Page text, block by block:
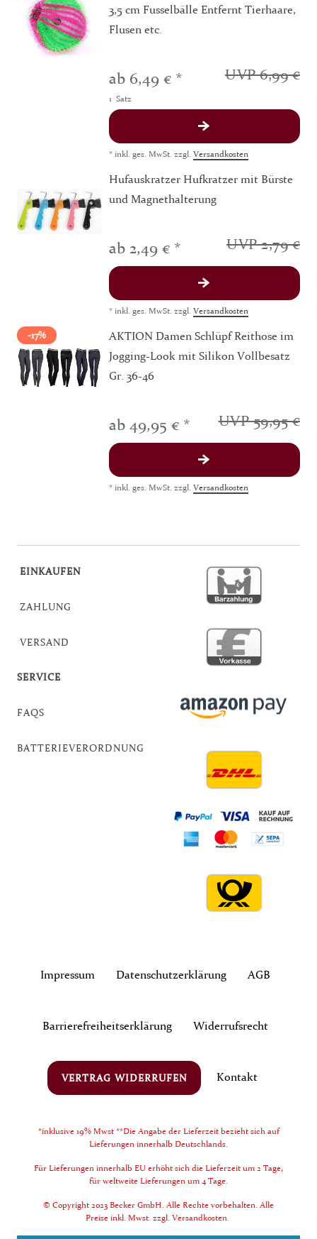
3,5 cm Fusselbälle Entfernt Tierhaare,
Flusen etc.
UVP 6,99 €
ab 6,49 € *
1 Satz
* inkl. ges. MwSt. zzgl. Versandkosten
Hufauskratzer Hufkratzer mit Bürste
und Magnethalterung
UVP 2,79 €
ab 2,49 € *
* inkl. ges. MwSt. zzgl. Versandkosten
-17%
AKTION Damen Schlüpf Reithose im
Jogging-Look mit Silikon Vollbesatz
Gr. 36-46
UVP 59,95 €
ab 49,95 € *
* inkl. ges. MwSt. zzgl. Versandkosten
EINKAUFEN
ZAHLUNG
VERSAND
SERVICE
FAQS
BATTERIEVERORDNUNG
Impressum Daten­schutz­erklärung AGB
Barrierefreiheitserklärung Widerrufs­recht
VERTRAG WIDERRUFEN Kontakt
*inklusive 19% Mwst **Die Angabe der Lieferzeit bezieht sich auf
Lieferungen innerhalb Deutschlands.
Für Lieferungen innerhalb EU erhöht sich die Lieferzeit um 2 Tage,
für weltweite Lieferungen um 4 Tage.
© Copyright 2023 Becker GmbH. Alle Rechte vorbehalten. Alle
Preise inkl. Mwst. zzgl. Versandkosten.